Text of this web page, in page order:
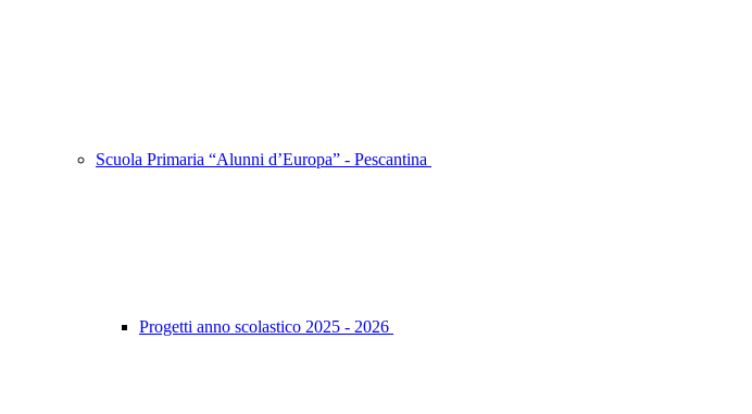
Scuola Primaria “Alunni d’Europa” - Pescantina
Progetti anno scolastico 2025 - 2026